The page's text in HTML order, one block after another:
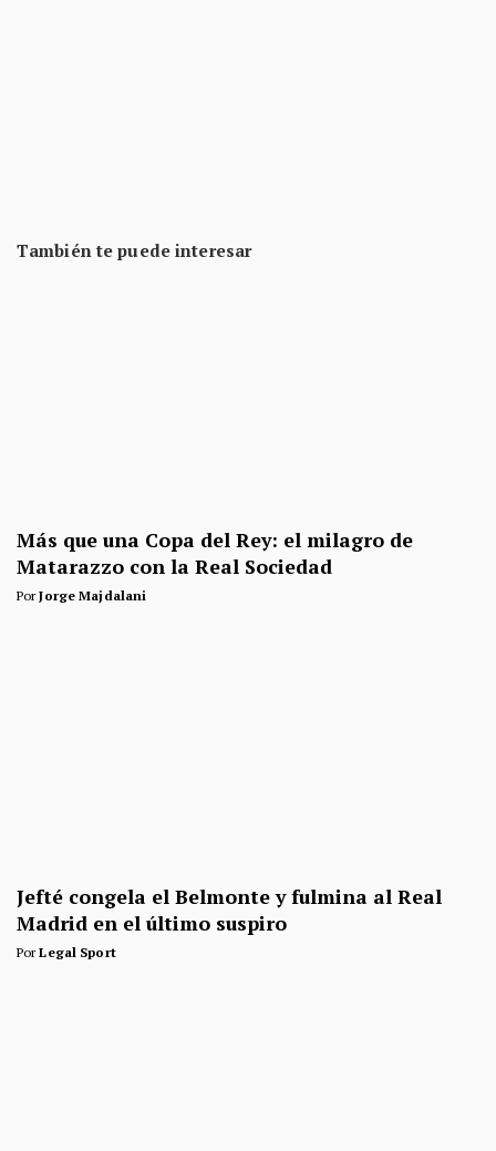
También te puede interesar
Más que una Copa del Rey: el milagro de
Matarazzo con la Real Sociedad
PorJorge Majdalani
Jefté congela el Belmonte y fulmina al Real
Madrid en el último suspiro
PorLegal Sport